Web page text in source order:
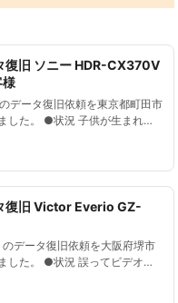
復旧 ソニー HDR-CX370V
様
データ復旧依頼を東京都町田市
した。 ●状況 子供が生まれて
のまま保存していたのだが、
然消えた。 ●データ復元処理の
復旧 Victor Everio GZ-
データ復旧依頼を大阪府堺市
した。 ●状況 誤ってビデオカ
てしまった。 大切な動画なの
い！ ●データ復元処理の結......